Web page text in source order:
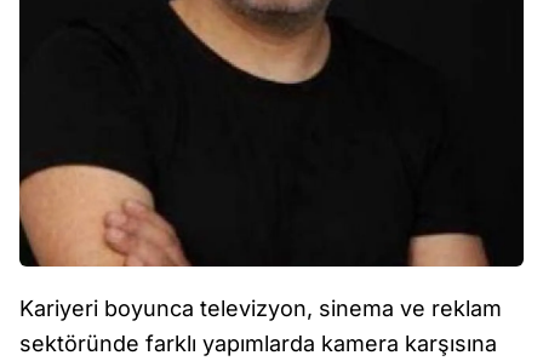
Kariyeri boyunca televizyon, sinema ve reklam
sektöründe farklı yapımlarda kamera karşısına